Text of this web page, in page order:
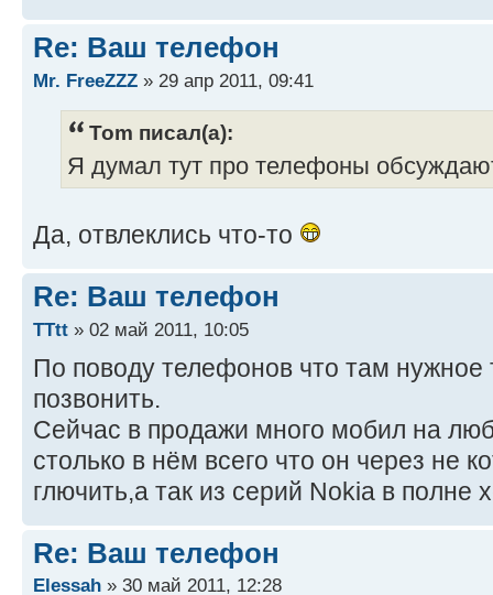
Re: Ваш телефон
Mr. FreeZZZ » 29 апр 2011, 09:41
Tom писал(а):
Я думал тут про телефоны
Да, отвлеклись что-то
Re: Ваш телефон
TTtt » 02 май 2011, 10:05
По поводу телефонов что там нужное
позвонить.
Сейчас в продажи много мобил на
столько в нём всего что он через не
глючить,а так из серий Nokia в полне
Re: Ваш телефон
Elessah » 30 май 2011, 12:28